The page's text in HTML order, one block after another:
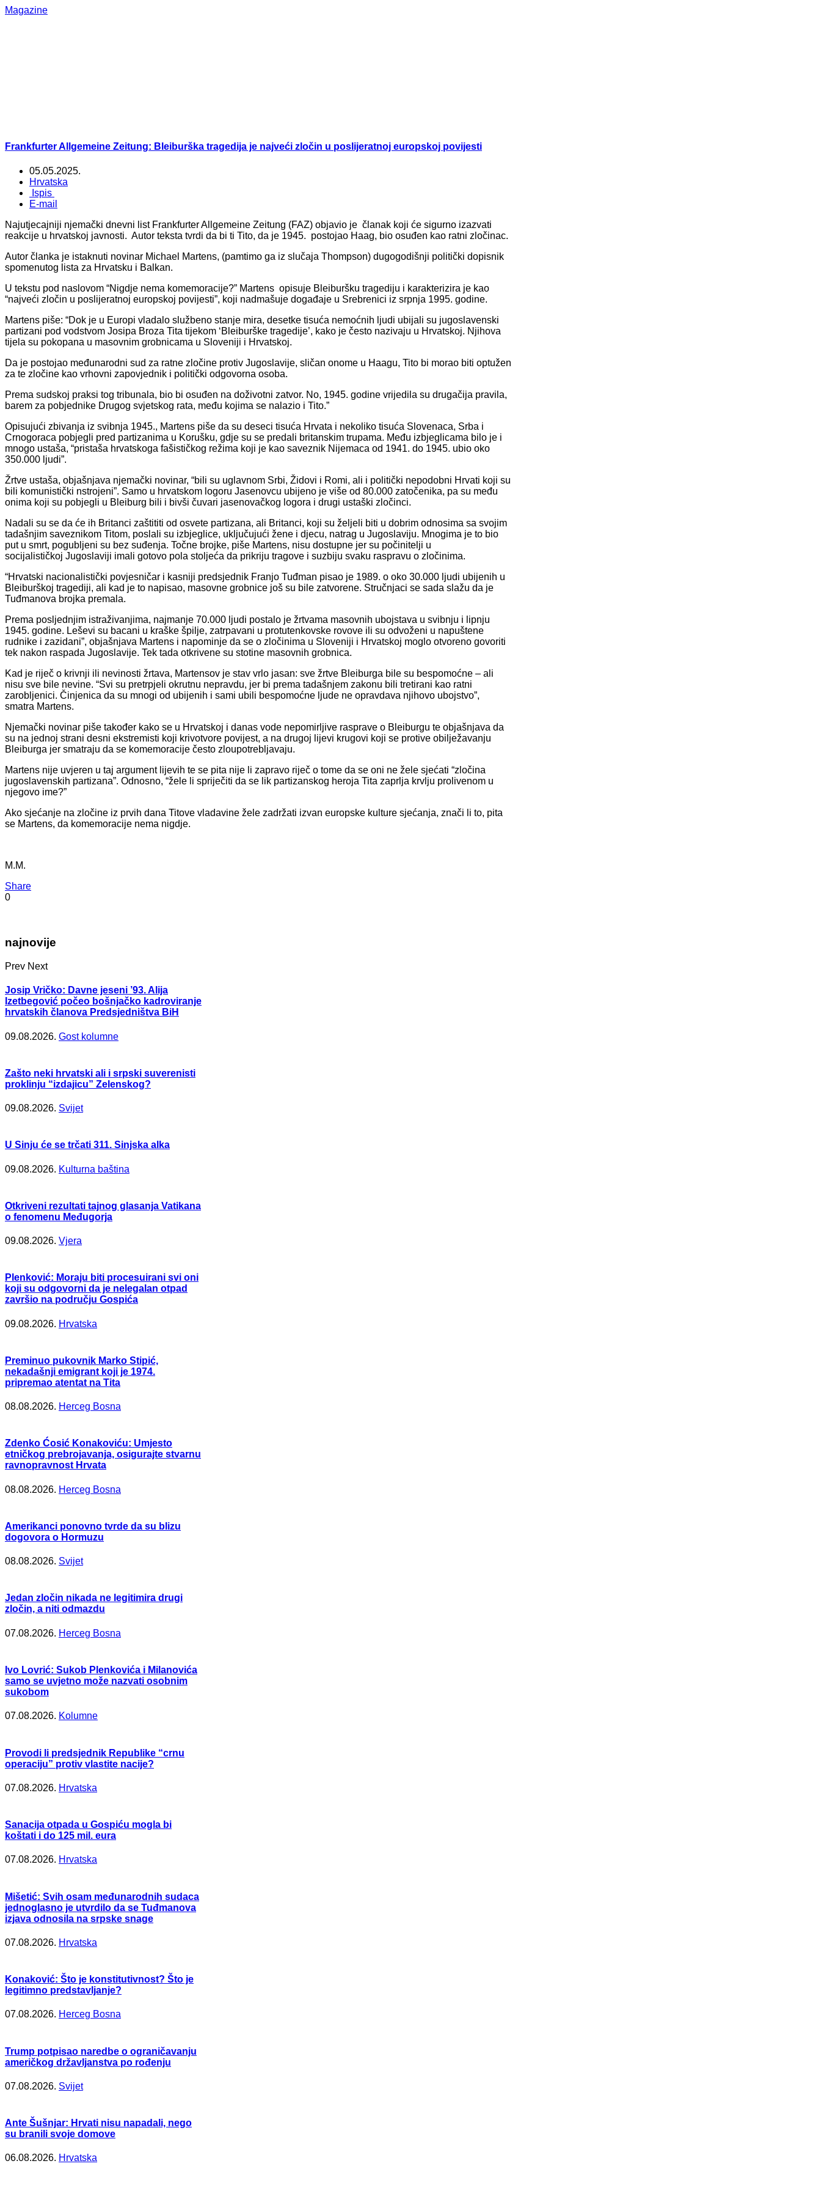
Magazine
Frankfurter Allgemeine Zeitung: Bleiburška tragedija je najveći zločin u poslijeratnoj europskoj povijesti
05.05.2025.
Hrvatska
Ispis
E-mail
Najutjecajniji njemački dnevni list Frankfurter Allgemeine Zeitung (FAZ) objavio je članak koji će sigurno izazvati
reakcije u hrvatskoj javnosti. Autor teksta tvrdi da bi ti Tito, da je 1945. postojao Haag, bio osuđen kao ratni zločinac.
Autor članka je istaknuti novinar Michael Martens, (pamtimo ga iz slučaja Thompson) dugogodišnji politički dopisnik
spomenutog lista za Hrvatsku i Balkan.
U tekstu pod naslovom “Nigdje nema komemoracije?” Martens opisuje Bleiburšku tragediju i karakterizira je kao
“najveći zločin u poslijeratnoj europskoj povijesti”, koji nadmašuje događaje u Srebrenici iz srpnja 1995. godine.
Martens piše: “Dok je u Europi vladalo službeno stanje mira, desetke tisuća nemoćnih ljudi ubijali su jugoslavenski
partizani pod vodstvom Josipa Broza Tita tijekom ‘Bleiburške tragedije’, kako je često nazivaju u Hrvatskoj. Njihova
tijela su pokopana u masovnim grobnicama u Sloveniji i Hrvatskoj.
Da je postojao međunarodni sud za ratne zločine protiv Jugoslavije, sličan onome u Haagu, Tito bi morao biti optužen
za te zločine kao vrhovni zapovjednik i politički odgovorna osoba.
Prema sudskoj praksi tog tribunala, bio bi osuđen na doživotni zatvor. No, 1945. godine vrijedila su drugačija pravila,
barem za pobjednike Drugog svjetskog rata, među kojima se nalazio i Tito.”
Opisujući zbivanja iz svibnja 1945., Martens piše da su deseci tisuća Hrvata i nekoliko tisuća Slovenaca, Srba i
Crnogoraca pobjegli pred partizanima u Korušku, gdje su se predali britanskim trupama. Među izbjeglicama bilo je i
mnogo ustaša, “pristaša hrvatskoga fašističkog režima koji je kao saveznik Nijemaca od 1941. do 1945. ubio oko
350.000 ljudi”.
Žrtve ustaša, objašnjava njemački novinar, “bili su uglavnom Srbi, Židovi i Romi, ali i politički nepodobni Hrvati koji su
bili komunistički nstrojeni”. Samo u hrvatskom logoru Jasenovcu ubijeno je više od 80.000 zatočenika, pa su među
onima koji su pobjegli u Bleiburg bili i bivši čuvari jasenovačkog logora i drugi ustaški zločinci.
Nadali su se da će ih Britanci zaštititi od osvete partizana, ali Britanci, koji su željeli biti u dobrim odnosima sa svojim
tadašnjim saveznikom Titom, poslali su izbjeglice, uključujući žene i djecu, natrag u Jugoslaviju. Mnogima je to bio
put u smrt, pogubljeni su bez suđenja. Točne brojke, piše Martens, nisu dostupne jer su počinitelji u
socijalističkoj Jugoslaviji imali gotovo pola stoljeća da prikriju tragove i suzbiju svaku raspravu o zločinima.
“Hrvatski nacionalistički povjesničar i kasniji predsjednik Franjo Tuđman pisao je 1989. o oko 30.000 ljudi ubijenih u
Bleiburškoj tragediji, ali kad je to napisao, masovne grobnice još su bile zatvorene. Stručnjaci se sada slažu da je
Tuđmanova brojka premala.
Prema posljednjim istraživanjima, najmanje 70.000 ljudi postalo je žrtvama masovnih ubojstava u svibnju i lipnju
1945. godine. Leševi su bacani u kraške špilje, zatrpavani u protutenkovske rovove ili su odvoženi u napuštene
rudnike i zazidani”, objašnjava Martens i napominje da se o zločinima u Sloveniji i Hrvatskoj moglo otvoreno govoriti
tek nakon raspada Jugoslavije. Tek tada otkrivene su stotine masovnih grobnica.
Kad je riječ o krivnji ili nevinosti žrtava, Martensov je stav vrlo jasan: sve žrtve Bleiburga bile su bespomoćne – ali
nisu sve bile nevine. “Svi su pretrpjeli okrutnu nepravdu, jer bi prema tadašnjem zakonu bili tretirani kao ratni
zarobljenici. Činjenica da su mnogi od ubijenih i sami ubili bespomoćne ljude ne opravdava njihovo ubojstvo”,
smatra Martens.
Njemački novinar piše također kako se u Hrvatskoj i danas vode nepomirljive rasprave o Bleiburgu te objašnjava da
su na jednoj strani desni ekstremisti koji krivotvore povijest, a na drugoj lijevi krugovi koji se protive obilježavanju
Bleiburga jer smatraju da se komemoracije često zloupotrebljavaju.
Martens nije uvjeren u taj argument lijevih te se pita nije li zapravo riječ o tome da se oni ne žele sjećati “zločina
jugoslavenskih partizana”. Odnosno, “žele li spriječiti da se lik partizanskog heroja Tita zaprlja krvlju prolivenom u
njegovo ime?”
Ako sjećanje na zločine iz prvih dana Titove vladavine žele zadržati izvan europske kulture sjećanja, znači li to, pita
se Martens, da komemoracije nema nigdje.
M.M.
Share
0
najnovije
Prev Next
Josip Vričko: Davne jeseni ’93. Alija
Izetbegović počeo bošnjačko kadroviranje
hrvatskih članova Predsjedništva BiH
09.08.2026. Gost kolumne
Zašto neki hrvatski ali i srpski suverenisti
proklinju “izdajicu” Zelenskog?
09.08.2026. Svijet
U Sinju će se trčati 311. Sinjska alka
09.08.2026. Kulturna baština
Otkriveni rezultati tajnog glasanja Vatikana
o fenomenu Međugorja
09.08.2026. Vjera
Plenković: Moraju biti procesuirani svi oni
koji su odgovorni da je nelegalan otpad
završio na području Gospića
09.08.2026. Hrvatska
Preminuo pukovnik Marko Stipić,
nekadašnji emigrant koji je 1974.
pripremao atentat na Tita
08.08.2026. Herceg Bosna
Zdenko Ćosić Konakoviću: Umjesto
etničkog prebrojavanja, osigurajte stvarnu
ravnopravnost Hrvata
08.08.2026. Herceg Bosna
Amerikanci ponovno tvrde da su blizu
dogovora o Hormuzu
08.08.2026. Svijet
Jedan zločin nikada ne legitimira drugi
zločin, a niti odmazdu
07.08.2026. Herceg Bosna
Ivo Lovrić: Sukob Plenkovića i Milanovića
samo se uvjetno može nazvati osobnim
sukobom
07.08.2026. Kolumne
Provodi li predsjednik Republike “crnu
operaciju” protiv vlastite nacije?
07.08.2026. Hrvatska
Sanacija otpada u Gospiću mogla bi
koštati i do 125 mil. eura
07.08.2026. Hrvatska
Mišetić: Svih osam međunarodnih sudaca
jednoglasno je utvrdilo da se Tuđmanova
izjava odnosila na srpske snage
07.08.2026. Hrvatska
Konaković: Što je konstitutivnost? Što je
legitimno predstavljanje?
07.08.2026. Herceg Bosna
Trump potpisao naredbe o ograničavanju
američkog državljanstva po rođenju
07.08.2026. Svijet
Ante Šušnjar: Hrvati nisu napadali, nego
su branili svoje domove
06.08.2026. Hrvatska